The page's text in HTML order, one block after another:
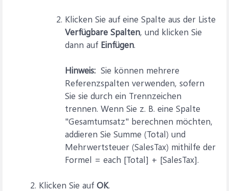
Klicken Sie auf eine Spalte aus der Liste
Verfügbare Spalten, und klicken Sie
dann auf Einfügen.
Hinweis: Sie können mehrere
Referenzspalten verwenden, sofern
Sie sie durch ein Trennzeichen
trennen. Wenn Sie z. B. eine Spalte
"Gesamtumsatz" berechnen möchten,
addieren Sie Summe (Total) und
Mehrwertsteuer (SalesTax) mithilfe der
Formel = each [Total] + [SalesTax].
Klicken Sie auf OK.